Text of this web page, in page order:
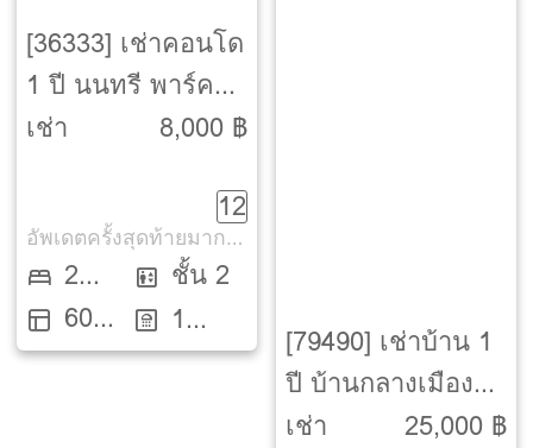
[36333] เช่าคอนโด
1 ปี นนทรี พาร์ค
วิว [Nonsri Park
เช่า
8,000 ฿
12
อัพเดตครั้งสุดท้ายมากกว่า 30 วัน
2
Beds
60
ตรม.
ชั้น 2
1
ห้องน้ำ
[79490] เช่าบ้าน 1
ปี บ้านกลางเมือง
วัชรพล [Baan
เช่า
25,000 ฿